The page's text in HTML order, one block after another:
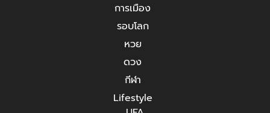
การเมือง
รอบโลก
หวย
ดวง
กีฬา
Lifestyle